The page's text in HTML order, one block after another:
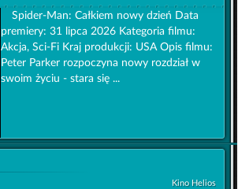
Spider-Man: Całkiem nowy dzień Data
premiery: 31 lipca 2026 Kategoria filmu:
Akcja, Sci-Fi Kraj produkcji: USA Opis filmu:
Peter Parker rozpoczyna nowy rozdział w
swoim życiu - stara się ...
Kino Helios